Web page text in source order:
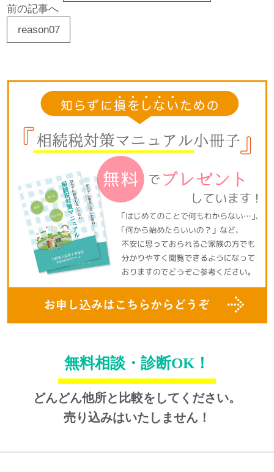
前の記事へ
reason07
無料相談・診断OK！
どんどん他所と比較をしてください。
売り込みはいたしません！